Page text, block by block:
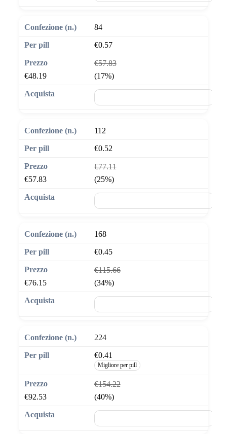
84
€0.57
€57.83
€48.19
(17%)
112
€0.52
€77.11
€57.83
(25%)
168
€0.45
€115.66
€76.15
(34%)
224
€0.41
Migliore per pill
€154.22
€92.53
(40%)